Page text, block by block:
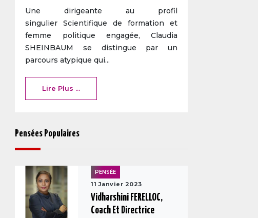
Une dirigeante au profil
singulier Scientifique de formation et
femme politique engagée, Claudia
SHEINBAUM se distingue par un
parcours atypique qui...
Lire Plus ...
Pensées Populaires
PENSÉE
11 Janvier 2023
Vidharshini FERELLOC,
Coach Et Directrice